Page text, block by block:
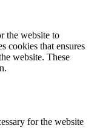
the website to
cookies that ensures
website. These
for the website